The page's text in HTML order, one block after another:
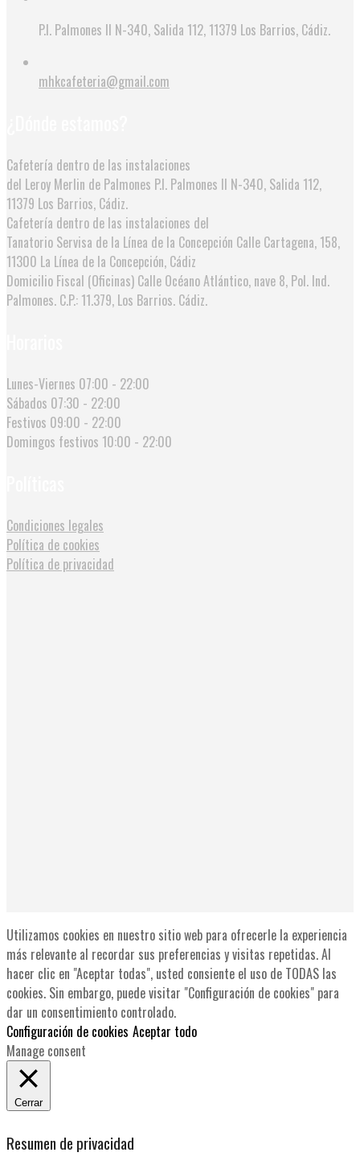
P.I. Palmones II N-340, Salida 112, 11379 Los Barrios, Cádiz.
mhkcafeteria@gmail.com
Cafetería dentro de las instalaciones
del Leroy Merlin de Palmones P.I. Palmones II N-340, Salida 112,
11379 Los Barrios, Cádiz.
Cafetería dentro de las instalaciones del
Tanatorio Servisa de la Línea de la Concepción Calle Cartagena, 158,
11300 La Línea de la Concepción, Cádiz
Domicilio Fiscal (Oficinas) Calle Océano Atlántico, nave 8, Pol. Ind.
Palmones. C.P.: 11.379, Los Barrios. Cádiz.
Lunes-Viernes 07:00 - 22:00
Sábados 07:30 - 22:00
Festivos 09:00 - 22:00
Domingos festivos 10:00 - 22:00
Condiciones legales
Política de cookies
Política de privacidad
Utilizamos cookies en nuestro sitio web para ofrecerle la experiencia
más relevante al recordar sus preferencias y visitas repetidas. Al
hacer clic en "Aceptar todas", usted consiente el uso de TODAS las
cookies. Sin embargo, puede visitar "Configuración de cookies" para
dar un consentimiento controlado.
Configuración de cookies Aceptar todo
Manage consent
Cerrar
Resumen de privacidad